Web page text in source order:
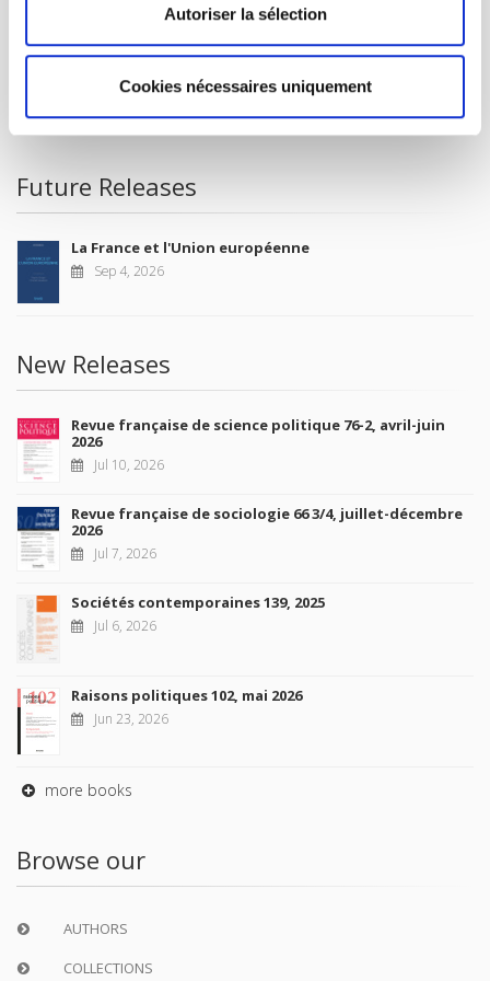
Autoriser la sélection
Cookies nécessaires uniquement
FOR BOOKSHOPS
CONDITIONS OF SALE
MY ACCOUNT
Future Releases
La France et l'Union européenne
Sep 4, 2026
New Releases
Revue française de science politique 76-2, avril-juin
2026
Jul 10, 2026
Revue française de sociologie 66 3/4, juillet-décembre
2026
Jul 7, 2026
Sociétés contemporaines 139, 2025
Jul 6, 2026
Raisons politiques 102, mai 2026
Jun 23, 2026
more books
Browse our
AUTHORS
COLLECTIONS